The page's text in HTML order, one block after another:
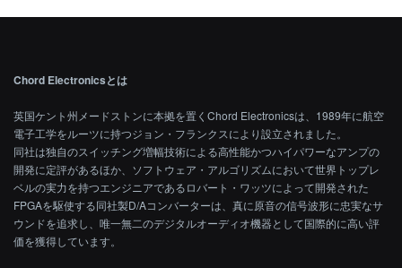
Chord Electronicsとは
英国ケント州メードストンに本拠を置くChord Electronicsは、1989年に航空
電子工学をルーツに持つジョン・フランクスにより設立されました。
同社は独自のスイッチング増幅技術による高性能かつハイパワーなアンプの
開発に定評があるほか、ソフトウェア・アルゴリズムにおいて世界トップレ
ベルの実力を持つエンジニアであるロバート・ワッツによって開発された
FPGAを駆使する同社製D/Aコンバーターは、真に原音の信号波形に忠実なサ
ウンドを追求し、唯一無二のデジタルオーディオ機器として国際的に高い評
価を獲得しています。